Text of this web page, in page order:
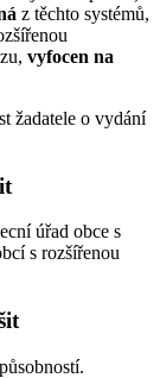
z těchto systémů,
vyfocen na
žadatele o vydání
úřad obce s
s rozšířenou